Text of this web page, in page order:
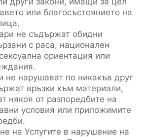
или благосъстоянието на
не съдържат обидни
с раса, национален
ориентация или
не нарушават по никакъв друг
връзки към материали,
някоя от разпоредбите на
условия или приложимите
на Услугите в нарушение на